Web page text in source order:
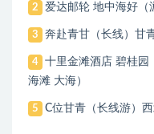
2 爱达邮轮 地中海好（
3 奔赴青甘（长线）甘
4
十里金滩酒店 碧桂园
海滩 大海）
5 C位甘青（长线游）